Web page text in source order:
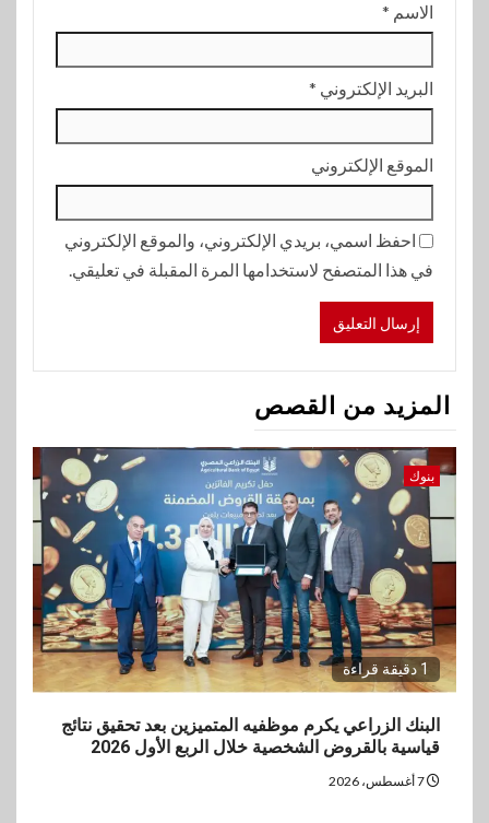
الاسم *
البريد الإلكتروني *
الموقع الإلكتروني
احفظ اسمي، بريدي الإلكتروني، والموقع الإلكتروني
في هذا المتصفح لاستخدامها المرة المقبلة في تعليقي.
المزيد من القصص
بنوك
1 دقيقة قراءة
البنك الزراعي يكرم موظفيه المتميزين بعد تحقيق نتائج
قياسية بالقروض الشخصية خلال الربع الأول 2026